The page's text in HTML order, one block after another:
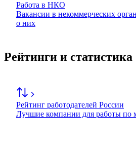
Работа в НКО
Вакансии в некоммерческих
о них
Рейтинги и статистика
Рейтинг работодателей России
Лучшие компании для работы по